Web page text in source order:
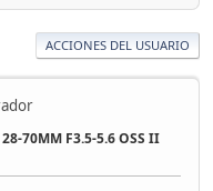
ACCIONES DEL USUARIO
70MM F3.5-5.6 OSS II